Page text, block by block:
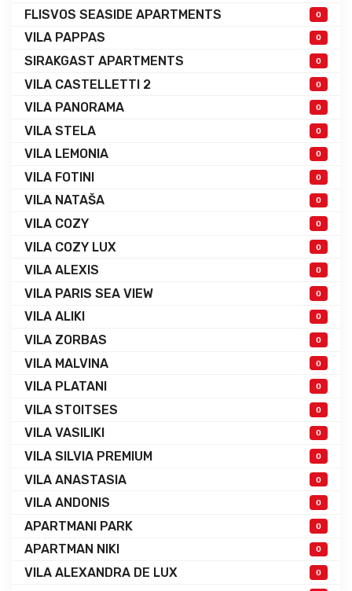
FLISVOS SEASIDE APARTMENTS 0
VILA PAPPAS 0
SIRAKGAST APARTMENTS 0
VILA CASTELLETTI 2 0
VILA PANORAMA 0
VILA STELA 0
VILA LEMONIA 0
VILA FOTINI 0
VILA NATAŠA 0
VILA COZY 0
VILA COZY LUX 0
VILA ALEXIS 0
VILA PARIS SEA VIEW 0
VILA ALIKI 0
VILA ZORBAS 0
VILA MALVINA 0
VILA PLATANI 0
VILA STOITSES 0
VILA VASILIKI 0
VILA SILVIA PREMIUM 0
VILA ANASTASIA 0
VILA ANDONIS 0
APARTMANI PARK 0
APARTMAN NIKI 0
VILA ALEXANDRA DE LUX 0